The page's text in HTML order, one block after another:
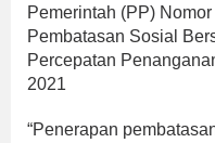
Pemerintah (PP)
Pembatasan Sosial
Percepatan
2021
“Penerapan